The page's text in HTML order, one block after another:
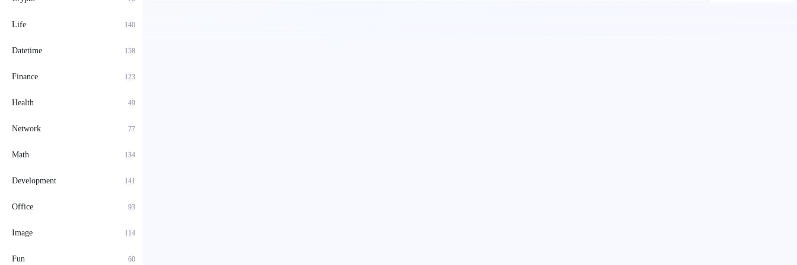
Life 140
Datetime 158
Finance 123
Health 49
Network 77
Math 134
Development 141
Office 93
Image 114
Fun 60